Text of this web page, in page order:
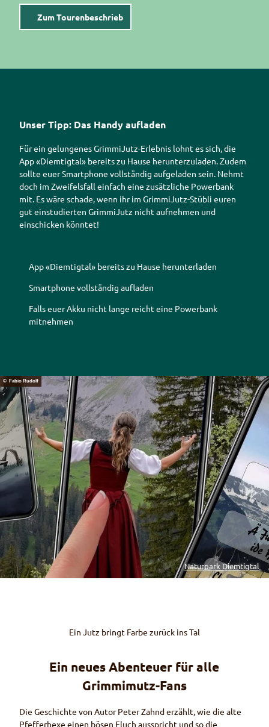
Zum Tourenbeschrieb
Unser Tipp: Das Handy aufladen
Für ein gelungenes GrimmiJutz-Erlebnis lohnt es sich, die
App«Diemtigtal» bereits zu Hause herunterzuladen. Zudem
sollte euerSmartphone vollständig aufgeladen sein. Nehmt
doch im Zweifelsfall einfach eine zusätzliche Powerbank
mit. Es wäre schade, wenn ihr im GrimmiJutz-Stübli euren
gut einstudierten GrimmiJutz nicht aufnehmen und
einschicken könntet!
App«Diemtigtal» bereits zu Hause herunterladen
Smartphone vollständig aufladen
Falls euer Akku nicht lange reicht eine Powerbank
mitnehmen
Naturpark Diemtigtal
© Fabio Rudolf
Ein Jutz bringt Farbe zurück ins Tal
Ein neues Abenteuer für alle
Grimmimutz-Fans
Die Geschichte von Autor Peter Zahnd erzählt, wie die alte
Pfefferhexe einen bösen Fluch ausspricht und so die